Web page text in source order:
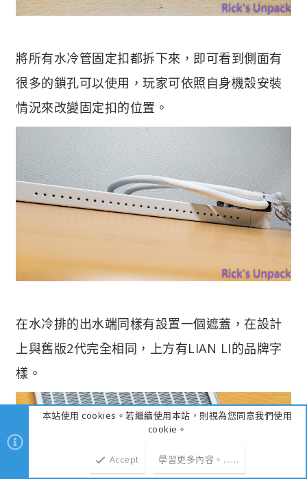
將所有水冷管固定扣都拆下來，即可看到側面有
很多的鎖孔可以使用，玩家可依照自身機殼安裝
情況來改變固定扣的位置。
在水冷排的出水端同樣有設置一個遮蓋，在設計
上與舊版2代完全相同，上方有LIAN LI的品牌字
樣。
本站使用 cookies。若繼續使用本站，則視為您同意我們使用
cookie。
Accept 學習更多內容。……